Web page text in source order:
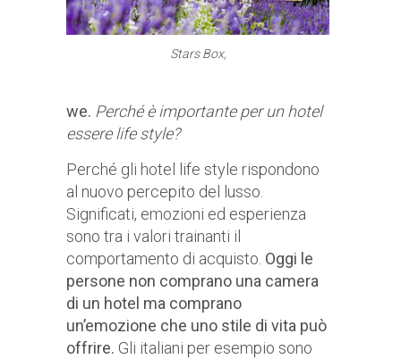
Stars Box,
we. Perché è importante per un hotel
essere life style?
Perché gli hotel life style rispondono
al nuovo percepito del lusso.
Significati, emozioni ed esperienza
sono tra i valori trainanti il
comportamento di acquisto. Oggi le
persone non comprano una camera
di un hotel ma comprano
un’emozione che uno stile di vita può
offrire. Gli italiani per esempio sono